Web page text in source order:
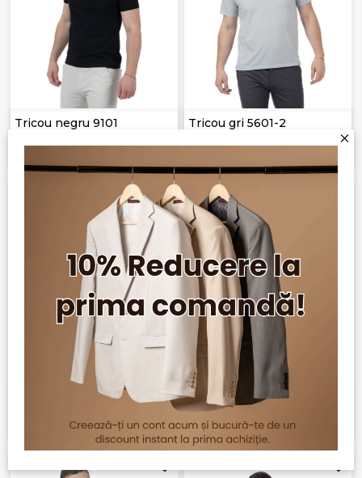
Tricou negru 9101 Tricou gri 5601-2
Tricou alb 5601-1
RON 149,00 RON 119,00
Tricou verde englez 1119-19
RON 89,00 RON 44,50